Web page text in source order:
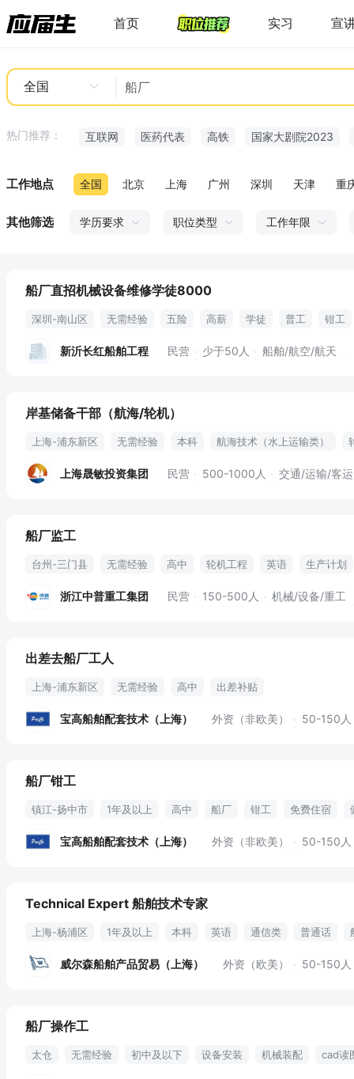
首页 实习 宣
全国
热门推荐： 互联网 医药代表 高铁 国家大剧院2023
工作地点 全国 北京 上海 广州 深圳 天津 重
其他筛选 学历要求 职位类型 工作年限
船厂直招机械设备维修学徒8000
深圳-南山区 无需经验 五险 高薪 学徒 普工
钳工
劳保用品
新沂长红船舶工程 民营 少于50人 船舶/航空/航天
岸基储备干部（航海/轮机）
上海-浦东新区 无需经验 本科 航海技术（水上运输类）
现场协调
应急处置
上海晟敏投资集团 民营 500-1000人 交通/运输/客运
船厂监工
台州-三门县 无需经验 高中 轮机工程 英语
生产计划
浙江中普重工集团 民营 150-500人 机械/设备/重工
出差去船厂工人
上海-浦东新区 无需经验 高中 出差补贴
宝高船舶配套技术（上海） 外资（非欧美） 50-150人
船厂钳工
镇江-扬中市 1年及以上 高中 船厂 钳工 免费住宿
宝高船舶配套技术（上海） 外资（非欧美） 50-150人
Technical Expert 船舶技术专家
上海-杨浦区 1年及以上 本科 英语 通信类 普通话
年假多多
威尔森船舶产品贸易（上海） 外资（欧美） 50-150人
船厂操作工
太仓 无需经验 初中及以下 设备安装 机械装配 cad读